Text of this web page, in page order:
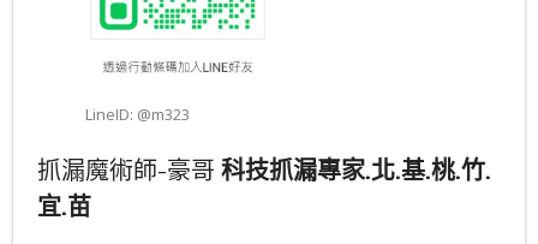
LineID: @m323
抓漏魔術師-豪哥 科技抓漏專家.北.基.桃.竹.
宜.苗